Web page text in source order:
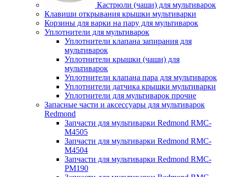
Кастрюли (чаши) для мультиварок
Клавиши открывания крышки мультиварки
Корзины для варки на пару для мультиварок
Уплотнители для мультиварок
Уплотнители клапана запирания для
мультиварок
Уплотнители крышки (чаши) для
мультиварок
Уплотнители клапана пара для мультиварок
Уплотнители датчика крышки мультиварки
Уплотнители для мультиварок прочие
Запасные части и аксессуары для мультиварок
Redmond
Запчасти для мультиварки Redmond RMC-
M4505
Запчасти для мультиварки Redmond RMC-
M4504
Запчасти для мультиварки Redmond RMC-
PM190